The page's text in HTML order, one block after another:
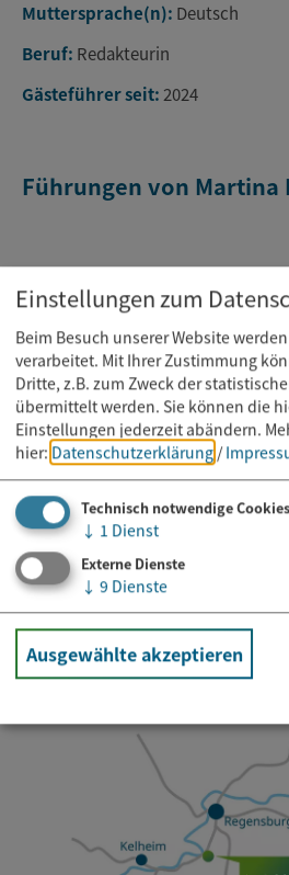
Muttersprache(n): Deutsch
Beruf: Redakteurin
Gästeführer seit:2024
Führungen von Martina
Newsletter abonnieren
E-Mail*
Einstellungen zum
Beim Besuch unserer Website
verarbeitet. Mit Ihrer Zustimmung
Dritte, z.B. zum Zweck der
übermittelt werden. Sie können die
Einstellungen jederzeit abändern.
hier: Datenschutzerklärung /
Technisch notwendige Cookies
↓ 1 Dienst
Externe Dienste
↓ 9 Dienste
Ausgewählte akzeptieren